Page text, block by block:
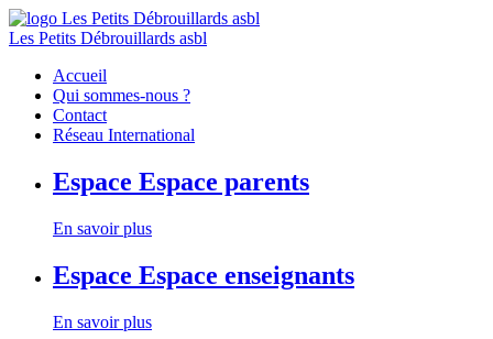
Les Petits Débrouillards asbl
Accueil
Qui sommes-nous ?
Contact
Réseau International
Espace Espace parents
En savoir plus
Espace Espace enseignants
En savoir plus